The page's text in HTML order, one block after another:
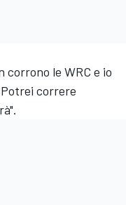
corrono le WRC e io
correre